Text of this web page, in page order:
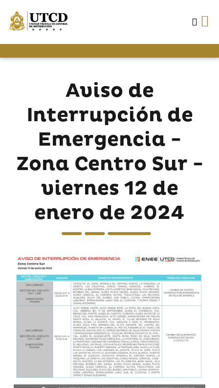
Aviso de
Interrupción de
Emergencia -
Zona Centro Sur -
viernes 12 de
enero de 2024